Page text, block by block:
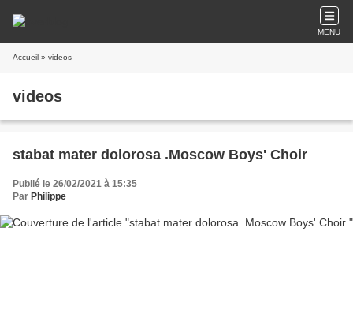
MENU
Accueil » videos
videos
stabat mater dolorosa .Moscow Boys' Choir
Publié le 26/02/2021 à 15:35
Par Philippe